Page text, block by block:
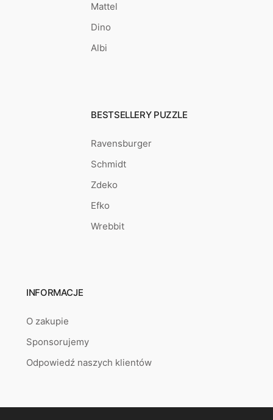
Mattel
Dino
Albi
BESTSELLERY PUZZLE
Ravensburger
Schmidt
Zdeko
Efko
Wrebbit
INFORMACJE
O zakupie
Sponsorujemy
Odpowiedź naszych klientów